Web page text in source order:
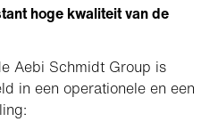
hoge kwaliteit van de
Aebi Schmidt Group is
in een operationele en een